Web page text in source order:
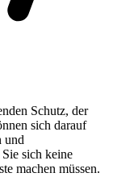
Schutz, der
sich darauf
und
sich keine
machen müssen.